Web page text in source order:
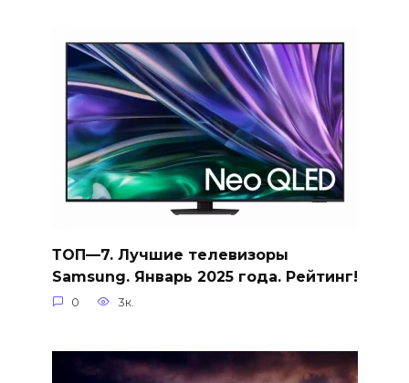
ТОП—7. Лучшие телевизоры
Samsung. Январь 2025 года. Рейтинг!
0 3к.